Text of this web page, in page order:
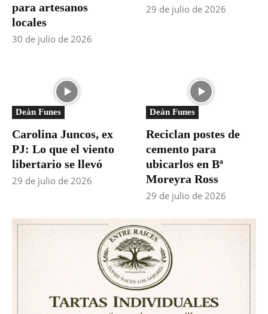
para artesanos
locales
30 de julio de 2026
29 de julio de 2026
Deán Funes
Carolina Juncos, ex
PJ: Lo que el viento
libertario se llevó
29 de julio de 2026
Deán Funes
Reciclan postes de
cemento para
ubicarlos en Bª
Moreyra Ross
29 de julio de 2026